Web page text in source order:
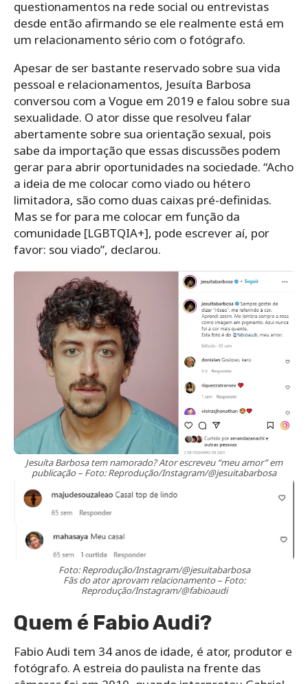
questionamentos na rede social ou entrevistas
desde então afirmando se ele realmente está em
um relacionamento sério com o fotógrafo.
Apesar de ser bastante reservado sobre sua vida
pessoal e relacionamentos, Jesuíta Barbosa
conversou com a Vogue em 2019 e falou sobre sua
sexualidade. O ator disse que resolveu falar
abertamente sobre sua orientação sexual, pois
sabe da importação que essas discussões podem
gerar para abrir oportunidades na sociedade. “Acho
a ideia de me colocar como viado ou hétero
limitadora, são como duas caixas pré-definidas.
Mas se for para me colocar em função da
comunidade [LGBTQIA+], pode escrever aí, por
favor: sou viado”, declarou.
Jesuíta Barbosa tem namorado? Ator escreveu “meu amor” em
publicação – Foto: Reprodução/Instagram/@jesuitabarbosa
Foto: Reprodução/Instagram/@jesuitabarbosa
Fãs do ator aprovam relacionamento – Foto:
Reprodução/Instagram/@fabioaudi
Quem é Fabio Audi?
Fabio Audi tem 34 anos de idade, é ator, produtor e
fotógrafo. A estreia do paulista na frente das